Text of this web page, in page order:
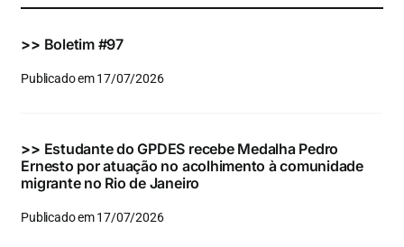
>> Boletim #97
Publicado em 17/07/2026
>> Estudante do GPDES recebe Medalha Pedro
Ernesto por atuação no acolhimento à comunidade
migrante no Rio de Janeiro
Publicado em 17/07/2026